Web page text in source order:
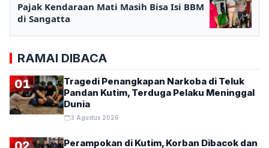
Pajak Kendaraan Mati Masih Bisa Isi BBM
di Sangatta
RAMAI DIBACA
01
Tragedi Penangkapan Narkoba di Teluk
Pandan Kutim, Terduga Pelaku Meninggal
Dunia
3 Agustus 2026
Perampokan di Kutim, Korban Dibacok dan